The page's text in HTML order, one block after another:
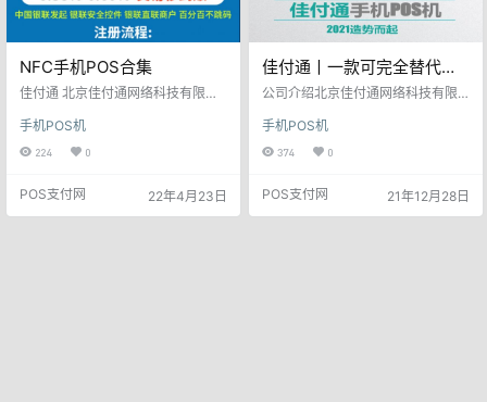
NFC手机POS合集
佳付通 北京佳付通网络科技有限公
收款、NFC手机POS、银联收/付款
码 主扫被扫、聚合支付 费率0.38%
付天下 成都宏杰思创科技有限公司
直营产品 支持快捷收款、刷脸收
手机POS机
224 0
POS支付网 22年4月23日
佳付通丨一款可完全替代
POS机的移动收款APP
公司介绍北京佳付通网络科技有限
产权的综合金融服务系统为基础，
为个人、企业、机 构等客户提供全
超、供应链等行业客户。四年来我
们一直致力于支付技术开发及技术
手机POS机
374 0
POS支付网 21年12月28日